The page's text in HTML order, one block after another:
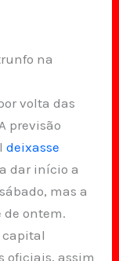
na
volta das
previsão
deixasse
dar início a
mas a
ontem.
capital
oficiais, assim